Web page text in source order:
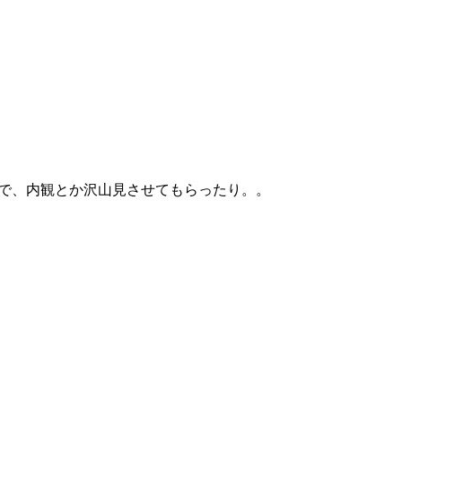
内観とか沢山見させてもらったり。。